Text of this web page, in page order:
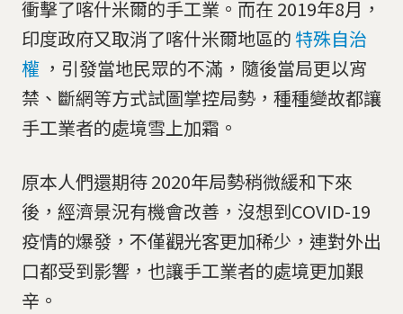
衝擊了喀什米爾的手工業。而在 2019年8月，
印度政府又取消了喀什米爾地區的 特殊自治
權 ，引發當地民眾的不滿，隨後當局更以宵
禁、斷網等方式試圖掌控局勢，種種變故都讓
手工業者的處境雪上加霜。
原本人們還期待 2020年局勢稍微緩和下來
後，經濟景況有機會改善，沒想到COVID-19
疫情的爆發，不僅觀光客更加稀少，連對外出
口都受到影響，也讓手工業者的處境更加艱
辛。